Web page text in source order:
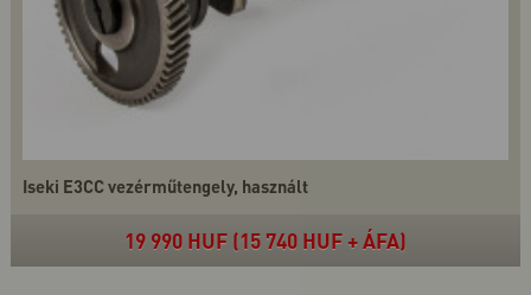
Iseki E3CC vezérműtengely, használt
19 990 HUF (15 740 HUF + ÁFA)